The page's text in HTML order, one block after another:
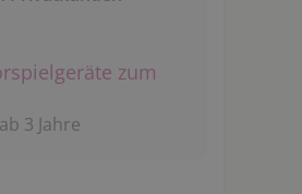
zum
ab 3 Jahre